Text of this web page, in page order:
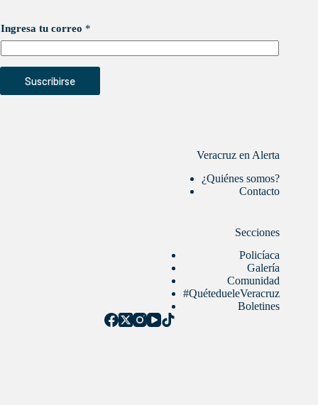
Ingresa tu correo *
Suscribirse
Veracruz en Alerta
¿Quiénes somos?
Contacto
Secciones
Policíaca
Galería
Comunidad
#QuétedueleVeracruz
Boletines